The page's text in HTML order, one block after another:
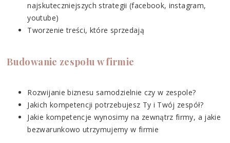
najskuteczniejszych strategii (facebook, instagram,
youtube)
Tworzenie treści, które sprzedają
Budowanie zespołu w firmie
Rozwijanie biznesu samodzielnie czy w zespole?
Jakich kompetencji potrzebujesz Ty i Twój zespół?
Jakie kompetencje wynosimy na zewnątrz firmy, a jakie
bezwarunkowo utrzymujemy w firmie